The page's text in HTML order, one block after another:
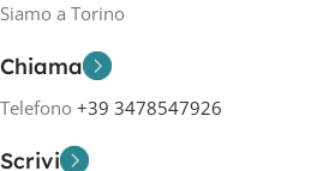
Siamo a Torino
Chiama
Telefono +39 3478547926
Scrivi